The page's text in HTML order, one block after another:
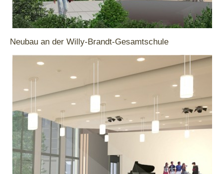
Neubau an der Willy-Brandt-Gesamtschule